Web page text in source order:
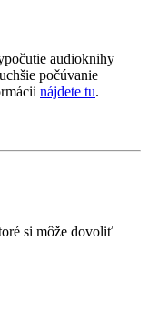
audioknihy
počúvanie
nájdete tu.
si môže dovoliť